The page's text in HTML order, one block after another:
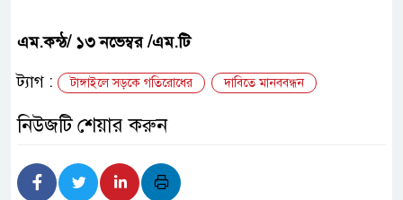
এম.কন্ঠ/ ১৩ নভেম্বর /এম.টি
ট্যাগ :
টাঙ্গাইলে সড়কে গতিরোধের দাবিতে মানববন্ধন
নিউজটি শেয়ার করুন